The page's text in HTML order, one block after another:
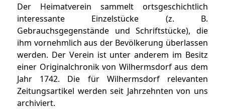
Der Heimatverein sammelt ortsgeschichtlich
interessante Einzelstücke (z. B.
Gebrauchsgegenstände und Schriftstücke), die
ihm vornehmlich aus der Bevölkerung überlassen
werden. Der Verein ist unter anderem im Besitz
einer Originalchronik von Wilhermsdorf aus dem
Jahr 1742. Die für Wilhermsdorf relevanten
Zeitungsartikel werden seit Jahrzehnten von uns
archiviert.